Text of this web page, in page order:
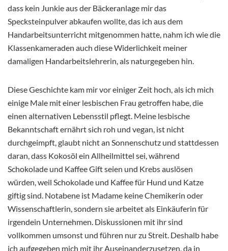
dass kein Junkie aus der Bäckeranlage mir das
Specksteinpulver abkaufen wollte, das ich aus dem
Handarbeitsunterricht mitgenommen hatte, nahm ich wie die
Klassenkameraden auch diese Widerlichkeit meiner
damaligen Handarbeitslehrerin, als naturgegeben hin.
Diese Geschichte kam mir vor einiger Zeit hoch, als ich mich
einige Male mit einer lesbischen Frau getroffen habe, die
einen alternativen Lebensstil pflegt. Meine lesbische
Bekanntschaft ernährt sich roh und vegan, ist nicht
durchgeimpft, glaubt nicht an Sonnenschutz und stattdessen
daran, dass Kokosöl ein Allheilmittel sei, während
Schokolade und Kaffee Gift seien und Krebs auslösen
würden, weil Schokolade und Kaffee für Hund und Katze
giftig sind. Notabene ist Madame keine Chemikerin oder
Wissenschaftlerin, sondern sie arbeitet als Einkäuferin für
irgendein Unternehmen. Diskussionen mit ihr sind
vollkommen umsonst und führen nur zu Streit. Deshalb habe
ich aufgegeben mich mit ihr Auseinanderzusetzen, da in